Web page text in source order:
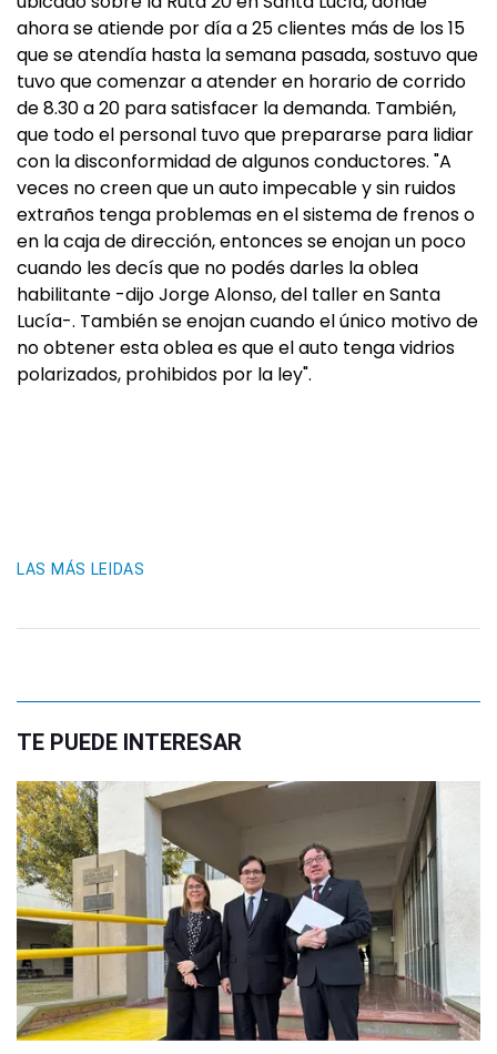
ahora se atiende por día a 25 clientes más de los 15
que se atendía hasta la semana pasada, sostuvo que
tuvo que comenzar a atender en horario de corrido
de 8.30 a 20 para satisfacer la demanda. También,
que todo el personal tuvo que prepararse para lidiar
con la disconformidad de algunos conductores. "A
veces no creen que un auto impecable y sin ruidos
extraños tenga problemas en el sistema de frenos o
en la caja de dirección, entonces se enojan un poco
cuando les decís que no podés darles la oblea
habilitante -dijo Jorge Alonso, del taller en Santa
Lucía-. También se enojan cuando el único motivo de
no obtener esta oblea es que el auto tenga vidrios
polarizados, prohibidos por la ley".
LAS MÁS LEIDAS
TE PUEDE INTERESAR